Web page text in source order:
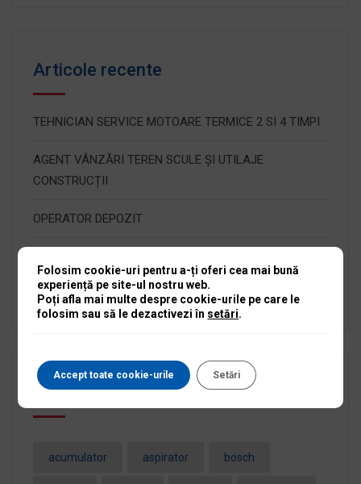
Articole recente
TEHNICIAN SERVICE MOTOARE TERMICE 2 SI 4 TIMPI
AGENT VÂNZĂRI TEREN SCULE ȘI UTILAJE
CONSTRUCȚII
OPERATOR DEPOZIT
Angajăm Manager Service Scule și Utilaje Iași
Tag-uri populare
acumulator aspirator bosch
Folosim cookie-uri pentru a-ți oferi cea mai bună
experiență pe site-ul nostru web.
Poți afla mai multe despre cookie-urile pe care le
folosim sau să le dezactivezi în setări.
Accept toate cookie-urile Setări